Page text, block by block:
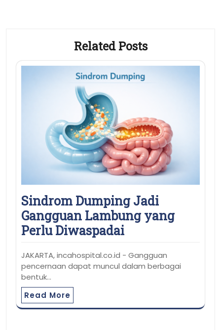
Related Posts
Sindrom Dumping Jadi
Gangguan Lambung yang
Perlu Diwaspadai
JAKARTA, incahospital.co.id - Gangguan
pencernaan dapat muncul dalam berbagai
bentuk…
Read More